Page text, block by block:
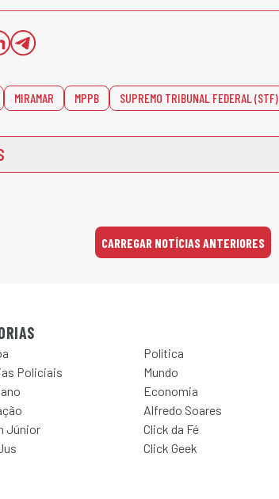
MIRAMAR MPPB SUPREMO TRIBUNAL FEDERAL (STF)
CARREGAR NOTÍCIAS ANTERIORES
Política
Policiais
Mundo
Economia
Alfredo Soares
Júnior
Click da Fé
Click Geek